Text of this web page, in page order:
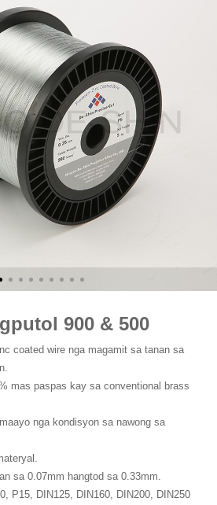
900 & 500
coated wire nga magamit sa tanan sa
mas paspas kay sa conventional brass
nga kondisyon sa nawong sa
sa 0.07mm hangtod sa 0.33mm.
P15, DIN125, DIN160, DIN200, DIN250